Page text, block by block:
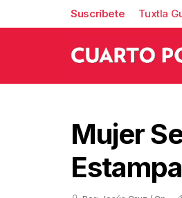
Suscríbete Tuxtla
Mujer